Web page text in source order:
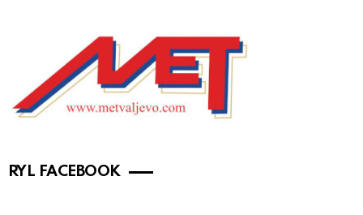
RYL FACEBOOK